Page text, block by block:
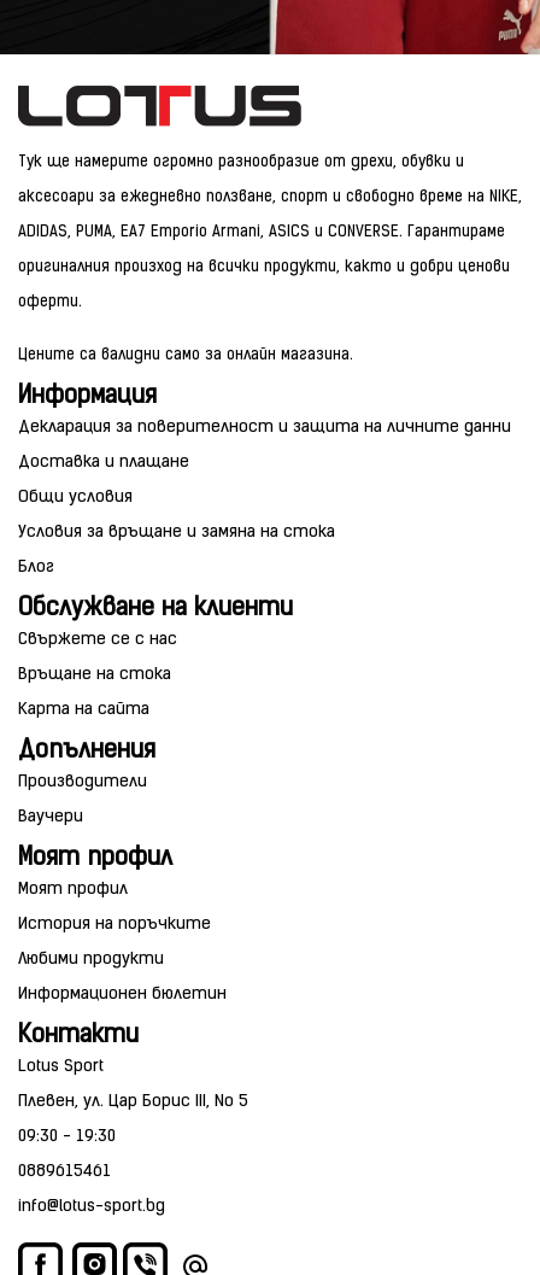
Тук ще намерите огромно разнообразие от дрехи, обувки и
аксесоари за ежедневно ползване, спорт и свободно време на NIKE,
ADIDAS, PUMA, EA7 Emporio Armani, ASICS и CONVERSE. Гарантираме
оригиналния произход на всички продукти, както и добри ценови
оферти.
Цените са валидни само за онлайн магазина.
Информация
Декларация за поверителност и защита на личните данни
Доставка и плащане
Общи условия
Условия за връщане и замяна на стока
Блог
Обслужване на клиенти
Свържете се с нас
Връщане на стока
Карта на сайта
Допълнения
Производители
Ваучери
Моят профил
Моят профил
История на поръчките
Любими продукти
Информационен бюлетин
Контакти
Lotus Sport
Плевен, ул. Цар Борис III, No 5
09:30 - 19:30
0889615461
info@lotus-sport.bg